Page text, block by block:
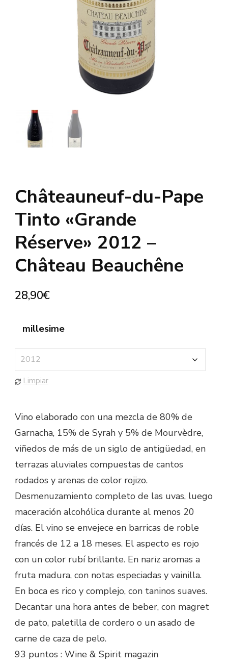
Châteauneuf-du-Pape
Tinto «Grande
Réserve» 2012 –
Château Beauchêne
28,90€
millesime
Limpiar
Vino elaborado con una mezcla de 80% de
Garnacha, 15% de Syrah y 5% de Mourvèdre,
viñedos de más de un siglo de antigüedad, en
terrazas aluviales compuestas de cantos
rodados y arenas de color rojizo.
Desmenuzamiento completo de las uvas, luego
maceración alcohólica durante al menos 20
días. El vino se envejece en barricas de roble
francés de 12 a 18 meses. El aspecto es rojo
con un color rubí brillante. En nariz aromas a
fruta madura, con notas especiadas y vainilla.
En boca es rico y complejo, con taninos suaves.
Decantar una hora antes de beber, con magret
de pato, paletilla de cordero o un asado de
carne de caza de pelo.
93 puntos : Wine & Spirit magazin